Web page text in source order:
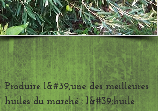
Produire l&#39;une des meilleures
huiles du marché : l&#39;huile